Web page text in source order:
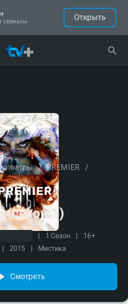
сериалы
Открыть
/ PREMIER /
(сезон 1)
1 Сезон
16+
2015 Мистика
Смотреть